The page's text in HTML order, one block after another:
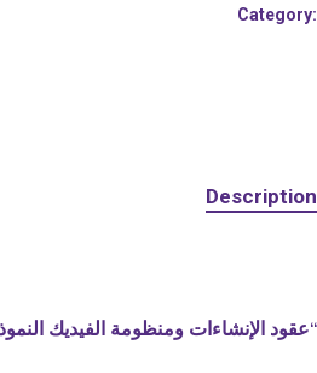
Category:
Description